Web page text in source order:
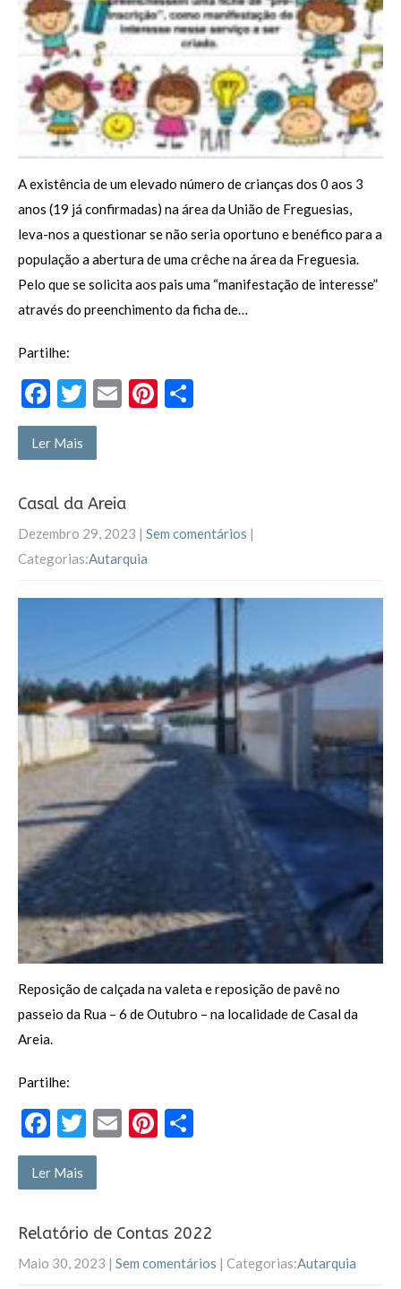
A existência de um elevado número de crianças dos 0 aos 3
anos (19 já confirmadas) na área da União de Freguesias,
leva-nos a questionar se não seria oportuno e benéfico para a
população a abertura de uma crêche na área da Freguesia.
Pelo que se solicita aos pais uma “manifestação de interesse”
através do preenchimento da ficha de…
Partilhe:
F
ac
e
o
o
k
T
w
itt
E
Pi
Ler Mais
Casal da Areia
Dezembro 29, 2023 | Sem comentários |
Categorias:Autarquia
Reposição de calçada na valeta e reposição de pavê no
passeio da Rua – 6 de Outubro – na localidade de Casal da
Areia.
Partilhe:
F
ac
e
o
o
T
w
itt
E
Pi
t
ar
Ler Mais
Relatório de Contas 2022
Maio 30, 2023 | Sem comentários | Categorias:Autarquia